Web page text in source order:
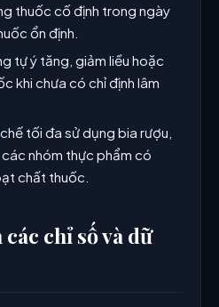
thuốc cố định trong ngày
ổn định.
tự ý tăng, giảm liều hoặc
khi chưa có chỉ định lâm
tối đa sử dụng bia rượu,
nhóm thực phẩm có
chất thuốc.
các chỉ số và dữ